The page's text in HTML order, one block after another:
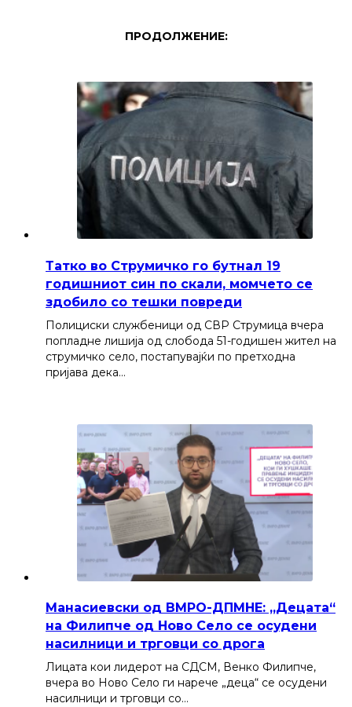
ПРОДОЛЖЕНИЕ:
Татко во Струмичко го бутнал 19
годишниот син по скали, момчето се
здобило со тешки повреди
Полициски службеници од СВР Струмица вчера
попладне лишија од слобода 51-годишен жител на
струмичко село, постапувајќи по претходна
пријава дека…
Манасиевски од ВМРО-ДПМНЕ: „Децата“
на Филипче од Ново Село се осудени
насилници и трговци со дрога
Лицата кои лидерот на СДСМ, Венко Филипче,
вчера во Ново Село ги нарече „деца“ се осудени
насилници и трговци со…